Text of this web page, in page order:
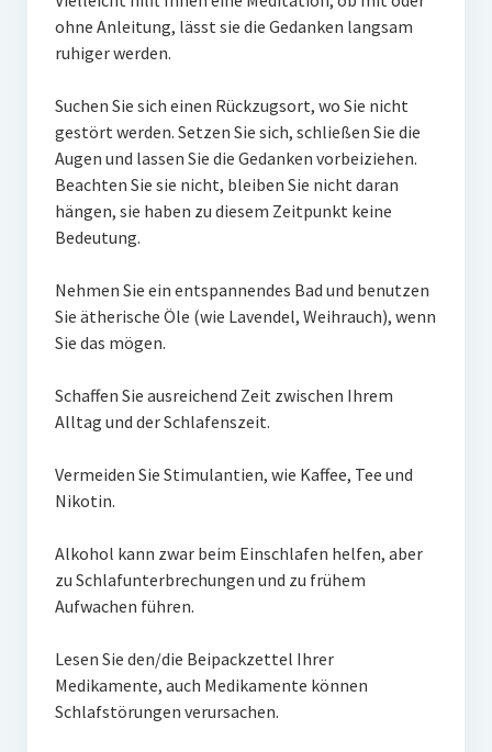
ohne Anleitung, lässt sie die Gedanken langsam
ruhiger werden.
Suchen Sie sich einen Rückzugsort, wo Sie nicht
gestört werden. Setzen Sie sich, schließen Sie die
Augen und lassen Sie die Gedanken vorbeiziehen.
Beachten Sie sie nicht, bleiben Sie nicht daran
hängen, sie haben zu diesem Zeitpunkt keine
Bedeutung.
Nehmen Sie ein entspannendes Bad und benutzen
Sie ätherische Öle (wie Lavendel, Weihrauch), wenn
Sie das mögen.
Schaffen Sie ausreichend Zeit zwischen Ihrem
Alltag und der Schlafenszeit.
Vermeiden Sie Stimulantien, wie Kaffee, Tee und
Nikotin.
Alkohol kann zwar beim Einschlafen helfen, aber
zu Schlafunterbrechungen und zu frühem
Aufwachen führen.
Lesen Sie den/die Beipackzettel Ihrer
Medikamente, auch Medikamente können
Schlafstörungen verursachen.